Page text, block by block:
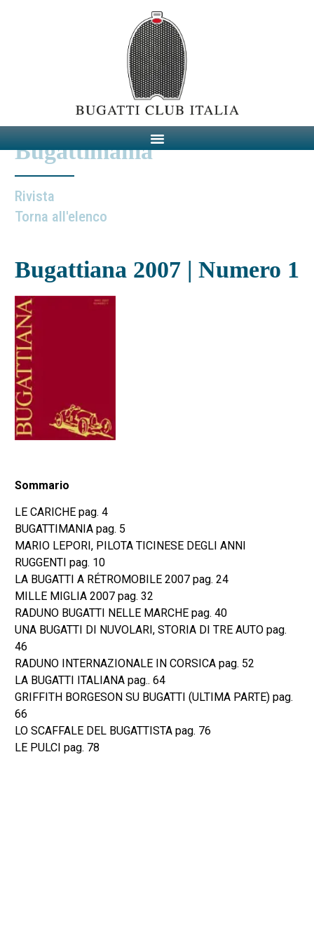
Bugattimania
Rivista
Torna all'elenco
Bugattiana 2007 | Numero 1
Sommario
LE CARICHE pag. 4
BUGATTIMANIA pag. 5
MARIO LEPORI, PILOTA TICINESE DEGLI ANNI
RUGGENTI pag. 10
LA BUGATTI A RÉTROMOBILE 2007 pag. 24
MILLE MIGLIA 2007 pag. 32
RADUNO BUGATTI NELLE MARCHE pag. 40
UNA BUGATTI DI NUVOLARI, STORIA DI TRE AUTO pag.
46
RADUNO INTERNAZIONALE IN CORSICA pag. 52
LA BUGATTI ITALIANA pag.. 64
GRIFFITH BORGESON SU BUGATTI (ULTIMA PARTE) pag.
66
LO SCAFFALE DEL BUGATTISTA pag. 76
LE PULCI pag. 78